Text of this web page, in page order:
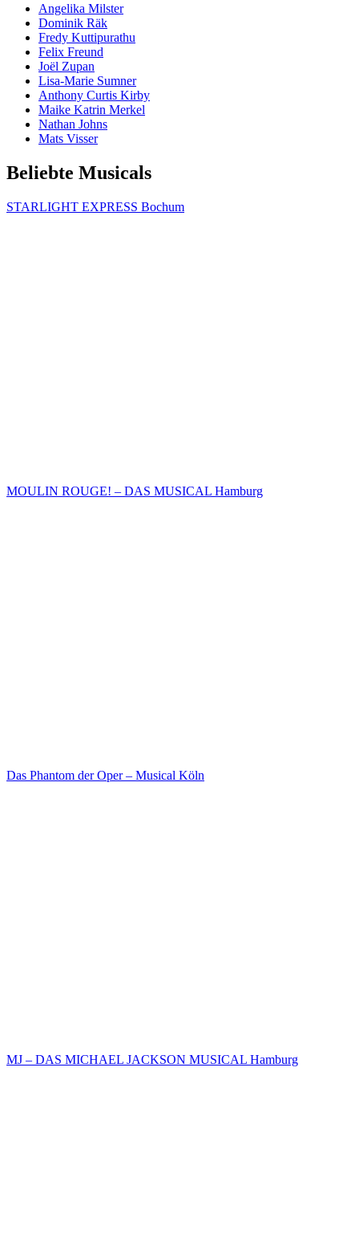
Angelika Milster
Dominik Räk
Fredy Kuttipurathu
Felix Freund
Joël Zupan
Lisa-Marie Sumner
Anthony Curtis Kirby
Maike Katrin Merkel
Nathan Johns
Mats Visser
Beliebte Musicals
STARLIGHT EXPRESS Bochum
MOULIN ROUGE! – DAS MUSICAL Hamburg
Das Phantom der Oper – Musical Köln
MJ – DAS MICHAEL JACKSON MUSICAL Hamburg